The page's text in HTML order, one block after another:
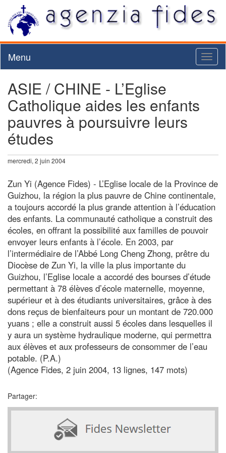
Menu
ASIE / CHINE - L’Eglise
Catholique aides les enfants
pauvres à poursuivre leurs
études
mercredi, 2 juin 2004
Zun Yi (Agence Fides) - L’Eglise locale de la Province de
Guizhou, la région la plus pauvre de Chine continentale,
a toujours accordé la plus grande attention à l’éducation
des enfants. La communauté catholique a construit des
écoles, en offrant la possibilité aux familles de pouvoir
envoyer leurs enfants à l’école. En 2003, par
l’intermédiaire de l’Abbé Long Cheng Zhong, prêtre du
Diocèse de Zun Yi, la ville la plus importante du
Guizhou, l’Eglise locale a accordé des bourses d’étude
permettant à 78 élèves d’école maternelle, moyenne,
supérieur et à des étudiants universitaires, grâce à des
dons reçus de bienfaiteurs pour un montant de 720.000
yuans ; elle a construit aussi 5 écoles dans lesquelles il
y aura un système hydraulique moderne, qui permettra
aux élèves et aux professeurs de consommer de l’eau
potable. (P.A.)
(Agence Fides, 2 juin 2004, 13 lignes, 147 mots)
Partager: